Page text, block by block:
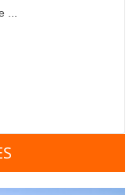
...